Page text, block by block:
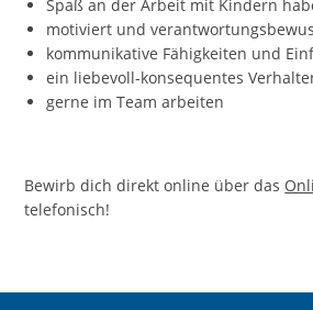
Spaß an der Arbeit mit Kindern
motiviert und
kommunikative Fähigkeiten und
ein liebevoll-konsequentes
gerne im Team arbeiten
Bewirb dich direkt online über das
telefonisch!